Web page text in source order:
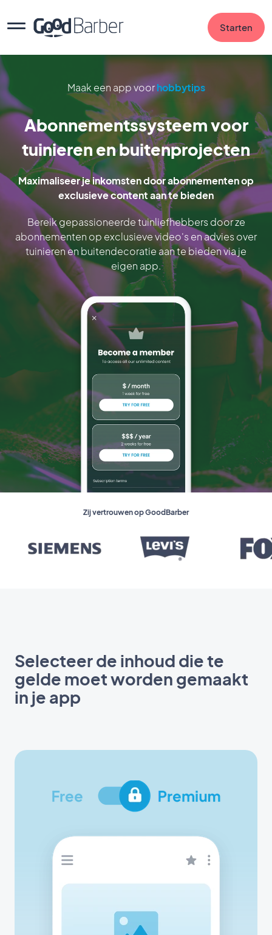
Starten
Maak een app voorhobbytips
Abonnementssysteem voor
tuinieren en buitenprojecten
Maximaliseer je inkomsten door abonnementen op
exclusieve content aan te bieden
Bereik gepassioneerde tuinliefhebbers door ze
abonnementen op exclusieve video's en advies over
tuinieren en buitendecoratie aan te bieden via je
eigen app.
Zij vertrouwen op GoodBarber
Selecteer de inhoud die te
gelde moet worden gemaakt
in je app